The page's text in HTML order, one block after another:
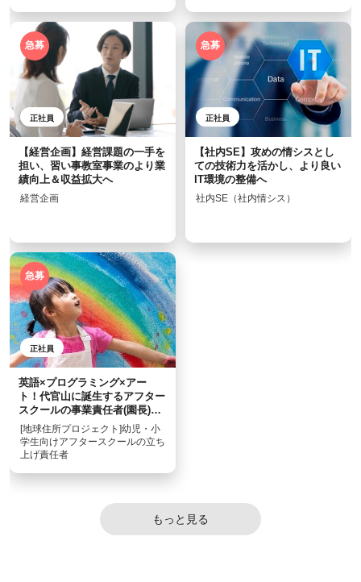
急募
正社員
【経営企画】経営課題の一手を
担い、習い事教室事業のより業
績向上＆収益拡大へ
経営企画
急募
正社員
【社内SE】攻めの情シスとし
ての技術力を活かし、より良い
IT環境の整備へ
社内SE（社内情シス）
急募
正社員
英語×プログラミング×アー
ト！代官山に誕生するアフター
スクールの事業責任者(園長)を
募集
[地球住所プロジェクト]幼児・小
学生向けアフタースクールの立ち
上げ責任者
もっと見る